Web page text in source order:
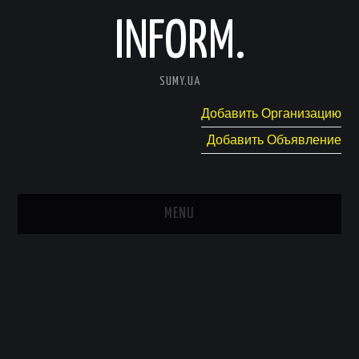
INFORM.
SUMY.UA
Добавить Организацию
Добавить Объявление
MENU